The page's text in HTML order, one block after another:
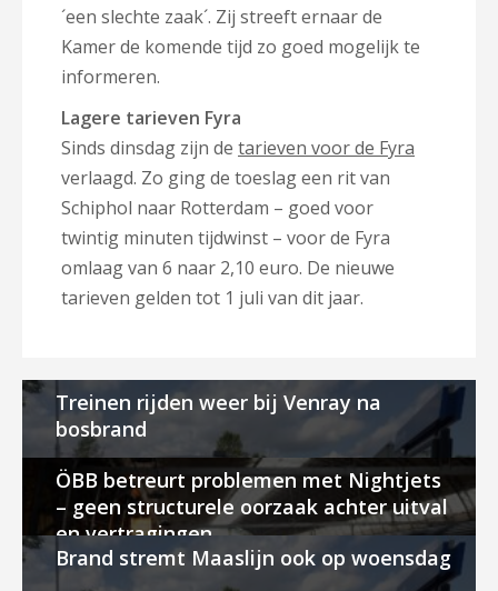
´een slechte zaak´. Zij streeft ernaar de
Kamer de komende tijd zo goed mogelijk te
informeren.
Lagere tarieven Fyra
Sinds dinsdag zijn de tarieven voor de Fyra
verlaagd. Zo ging de toeslag een rit van
Schiphol naar Rotterdam – goed voor
twintig minuten tijdwinst – voor de Fyra
omlaag van 6 naar 2,10 euro. De nieuwe
tarieven gelden tot 1 juli van dit jaar.
Treinen rijden weer bij Venray na
bosbrand
ÖBB betreurt problemen met Nightjets
– geen structurele oorzaak achter uitval
en vertragingen
Brand stremt Maaslijn ook op woensdag